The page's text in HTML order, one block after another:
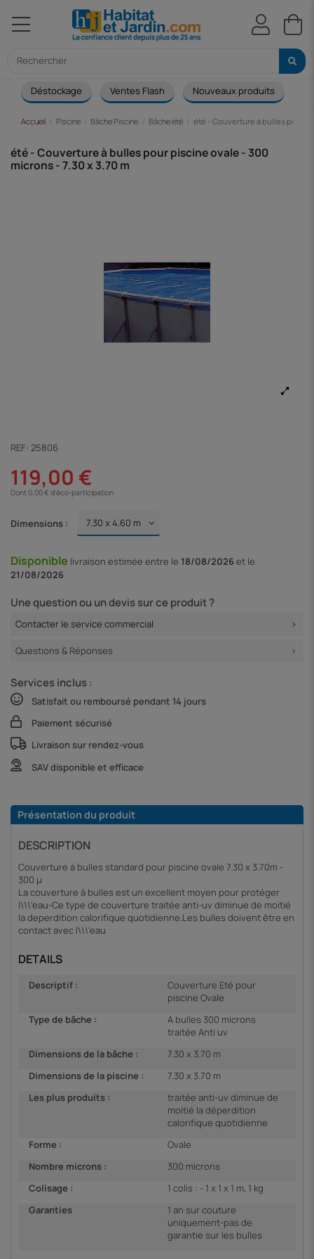
Déstockage Ventes Flash Nouveaux produits
Accueil Piscine Bâche Piscine Bâche été été - Couverture à bulles pour
été - Couverture à bulles pour piscine ovale - 300
microns - 7.30 x 3.70 m
REF: 25806
119,00 €
Dont 0,00 € d'éco-participation
Dimensions :
Disponible livraison estimée entre le 18/08/2026et le
21/08/2026
Une question ou un devis sur ce produit ?
Contacter le service commercial
Questions & Réponses
Services inclus :
Satisfait ou remboursé pendant 14 jours
Paiement sécurisé
Livraison sur rendez-vous
SAV disponible et efficace
Présentation du produit
DESCRIPTION
Couverture à bulles standard pour piscine ovale 7.30 x 3.70m -
300 µ
La couverture à bulles est un excellent moyen pour protéger
l\\\'eau-Ce type de couverture traitée anti-uv diminue de moitié
la deperdition calorifique quotidienne.Les bulles doivent être en
contact avec l\\\'eau
DETAILS
Descriptif :
Couverture Eté pour
piscine Ovale
Type de bâche :
A bulles 300 microns
traitée Anti uv
Dimensions de la bâche :
7.30 x 3.70 m
Dimensions de la piscine :
7.30 x 3.70 m
Les plus produits :
traitée anti-uv diminue de
moitié la déperdition
calorifique quotidienne
Forme :
Ovale
Nombre microns :
300 microns
Colisage :
1 colis : - 1 x 1 x 1 m, 1 kg
Garanties
1 an sur couture
uniquement-pas de
garantie sur les bulles